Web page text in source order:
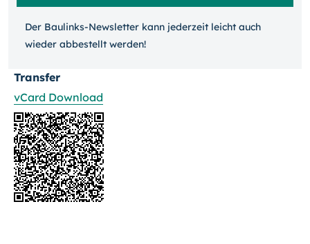
Der Baulinks-Newsletter kann jeder­zeit leicht auch
wieder ab­bestellt werden!
Transfer
vCard Download